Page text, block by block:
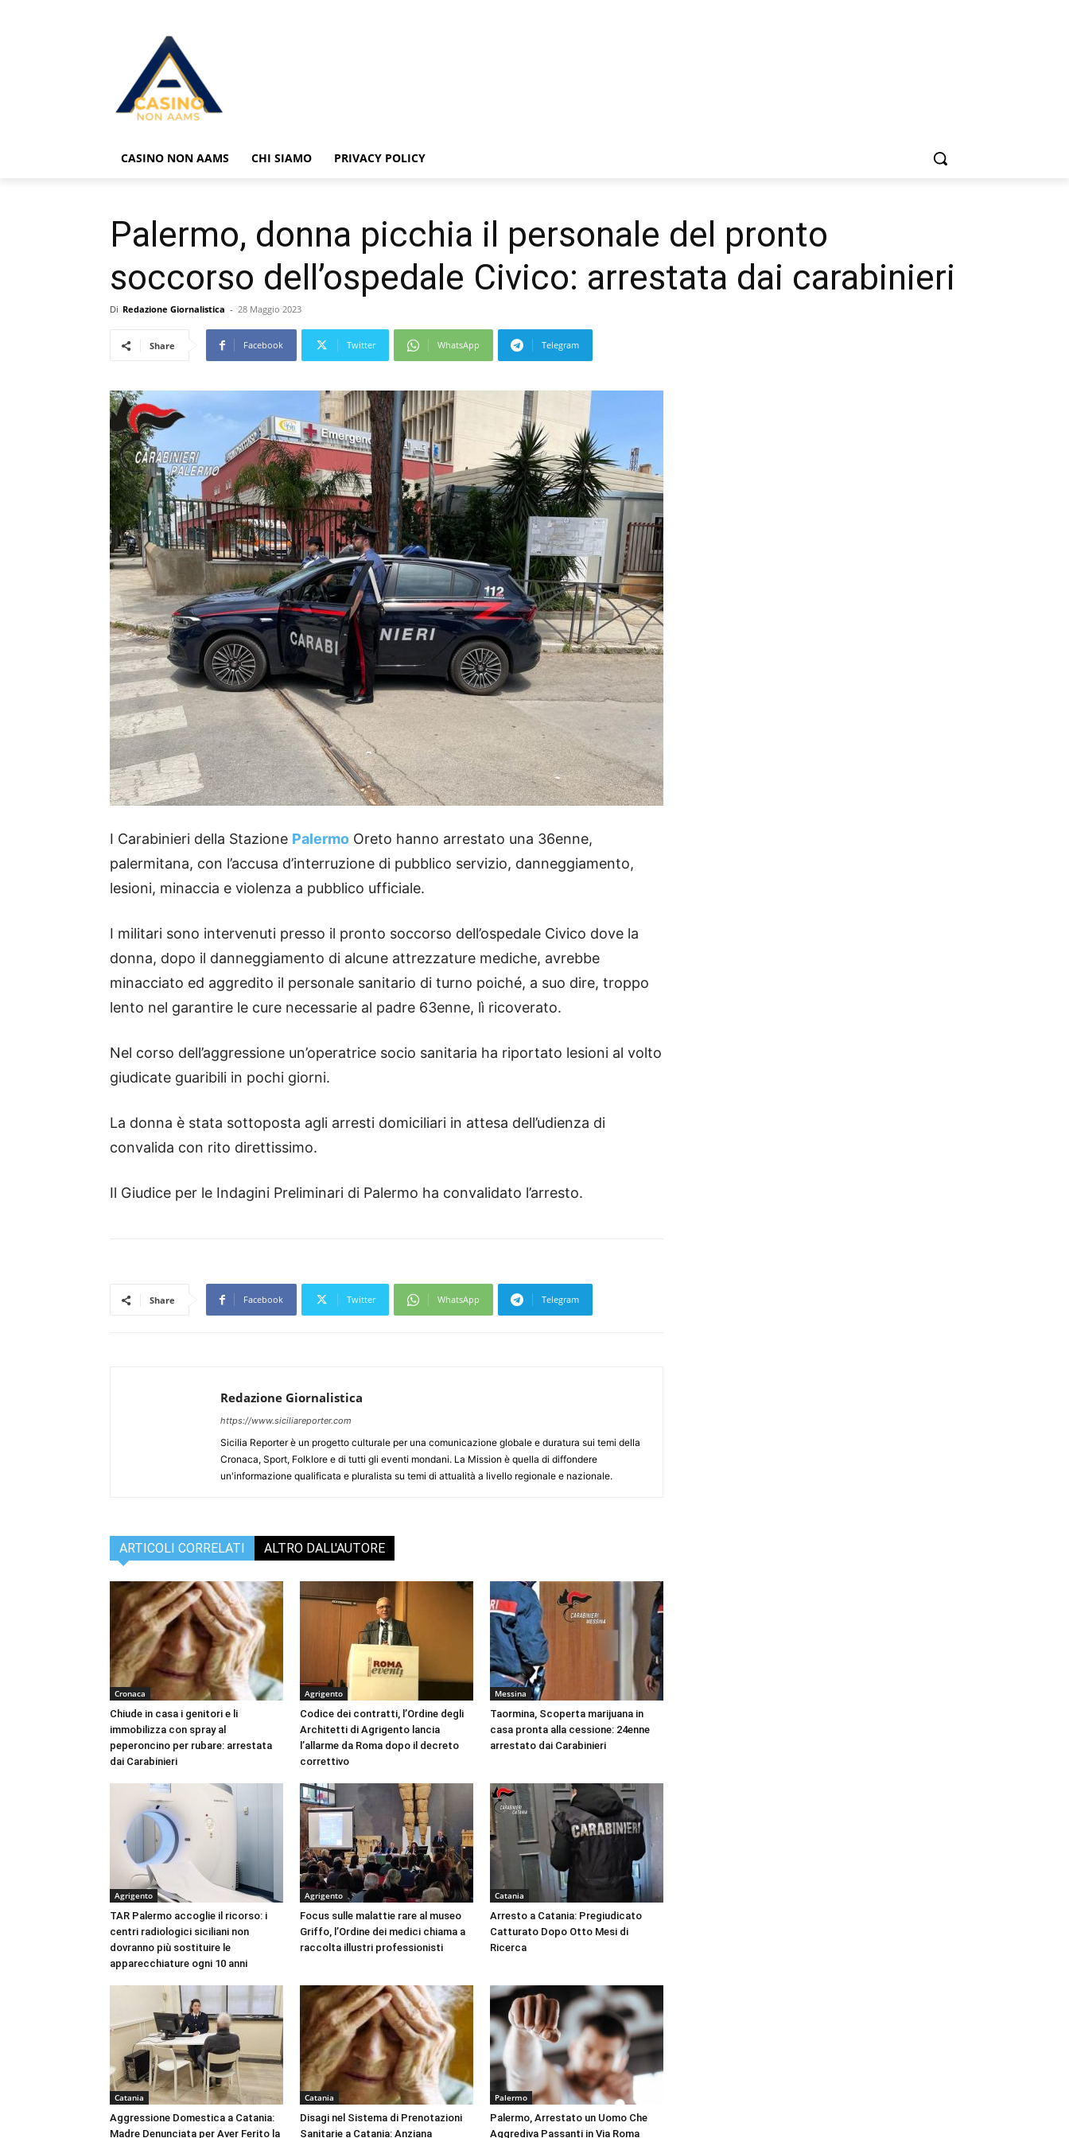
CASINO NON AAMS CHI SIAMO PRIVACY POLICY
Palermo, donna picchia il personale del pronto
soccorso dell’ospedale Civico: arrestata dai carabinieri
Di Redazione Giornalistica - 28 Maggio 2023
Share Facebook Twitter WhatsApp Telegram
I Carabinieri della Stazione Palermo Oreto hanno arrestato una 36enne,
palermitana, con l’accusa d’interruzione di pubblico servizio, danneggiamento,
lesioni, minaccia e violenza a pubblico ufficiale.
I militari sono intervenuti presso il pronto soccorso dell’ospedale Civico dove la
donna, dopo il danneggiamento di alcune attrezzature mediche, avrebbe
minacciato ed aggredito il personale sanitario di turno poiché, a suo dire, troppo
lento nel garantire le cure necessarie al padre 63enne, lì ricoverato.
Nel corso dell’aggressione un’operatrice socio sanitaria ha riportato lesioni al volto
giudicate guaribili in pochi giorni.
La donna è stata sottoposta agli arresti domiciliari in attesa dell’udienza di
convalida con rito direttissimo.
Il Giudice per le Indagini Preliminari di Palermo ha convalidato l’arresto.
Share Facebook Twitter WhatsApp Telegram
Redazione Giornalistica
https://www.siciliareporter.com
Sicilia Reporter è un progetto culturale per una comunicazione globale e duratura sui temi della
Cronaca, Sport, Folklore e di tutti gli eventi mondani. La Mission è quella di diffondere
un'informazione qualificata e pluralista su temi di attualità a livello regionale e nazionale.
ARTICOLI CORRELATI ALTRO DALL'AUTORE
Cronaca
Chiude in casa i genitori e li
immobilizza con spray al
peperoncino per rubare: arrestata
dai Carabinieri
Agrigento
Codice dei contratti, l’Ordine degli
Architetti di Agrigento lancia
l’allarme da Roma dopo il decreto
correttivo
Messina
Taormina, Scoperta marijuana in
casa pronta alla cessione: 24enne
arrestato dai Carabinieri
Agrigento
TAR Palermo accoglie il ricorso: i
centri radiologici siciliani non
dovranno più sostituire le
apparecchiature ogni 10 anni
Agrigento
Focus sulle malattie rare al museo
Griffo, l’Ordine dei medici chiama a
raccolta illustri professionisti
Catania
Arresto a Catania: Pregiudicato
Catturato Dopo Otto Mesi di
Ricerca
Catania
Aggressione Domestica a Catania:
Madre Denunciata per Aver Ferito la
Catania
Disagi nel Sistema di Prenotazioni
Sanitarie a Catania: Anziana
Palermo
Palermo, Arrestato un Uomo Che
Aggrediva Passanti in Via Roma